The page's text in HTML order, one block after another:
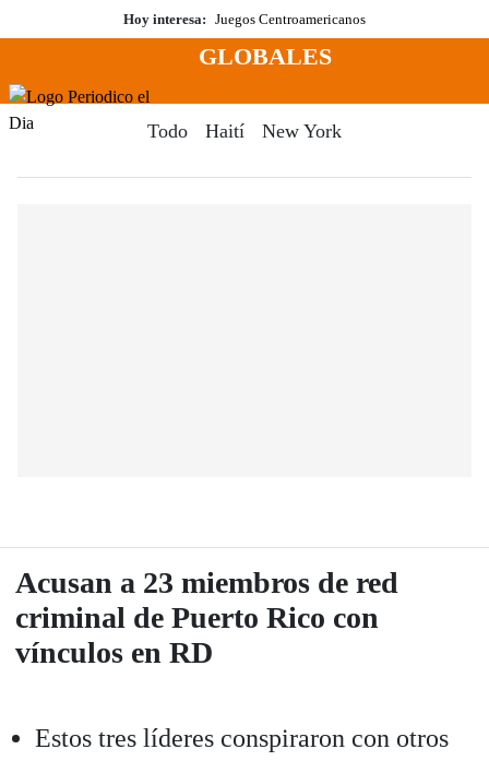
al
Hoy interesa: Juegos Centroamericanos
Menú
GLOBALES
Todo Haití New York
Acusan a 23 miembros de red
criminal de Puerto Rico con
vínculos en RD
Estos tres líderes conspiraron con otros